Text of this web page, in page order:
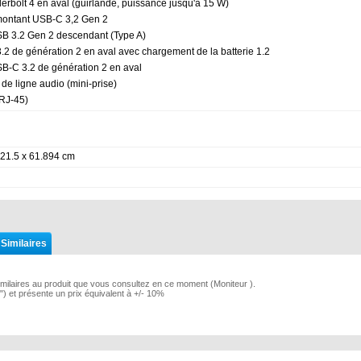
4 en aval (guirlande, puissance jusqu'à 15 W)
USB-C 3,2 Gen 2
3.2 Gen 2 descendant (Type A)
de génération 2 en aval avec chargement de la batterie 1.2
C 3.2 de génération 2 en aval
de ligne audio (mini-prise)
45)
x 61.894 cm
au produit que vous consultez en ce moment (Moniteur ).
et présente un prix équivalent à +/- 10%